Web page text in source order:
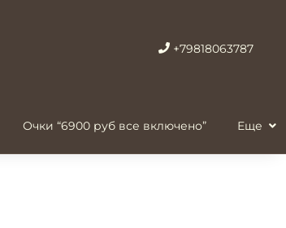
+79818063787
Очки “6900 руб все включено” Еще